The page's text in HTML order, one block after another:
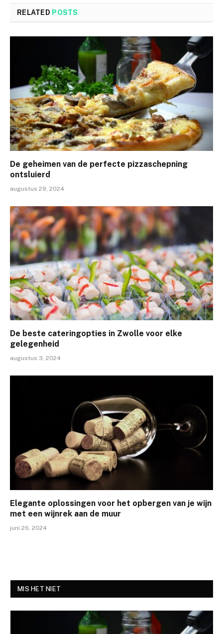
RELATED POSTS
De geheimen van de perfecte pizzaschepning
ontsluierd
augustus 29, 2024
De beste cateringopties in Zwolle voor elke
gelegenheid
augustus 3, 2024
Elegante oplossingen voor het opbergen van je wijn
met een wijnrek aan de muur
juni 26, 2024
MIS HET NIET